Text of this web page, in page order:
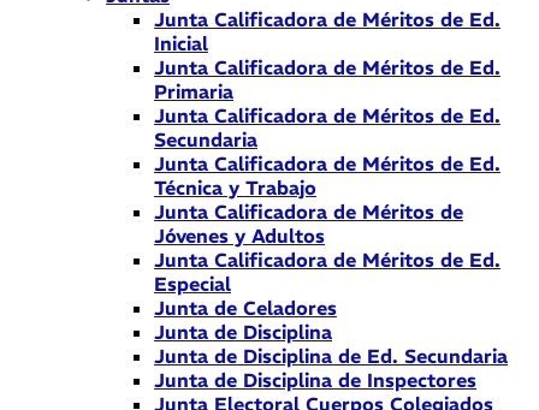
Junta Calificadora de Méritos de Ed.
Inicial
Junta Calificadora de Méritos de Ed.
Primaria
Junta Calificadora de Méritos de Ed.
Secundaria
Junta Calificadora de Méritos de Ed.
Técnica y Trabajo
Junta Calificadora de Méritos de
Jóvenes y Adultos
Junta Calificadora de Méritos de Ed.
Especial
Junta de Celadores
Junta de Disciplina
Junta de Disciplina de Ed. Secundaria
Junta de Disciplina de Inspectores
Junta Electoral Cuerpos Colegiados